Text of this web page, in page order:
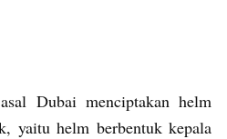
Dubai menciptakan helm
yaitu helm berbentuk kepala